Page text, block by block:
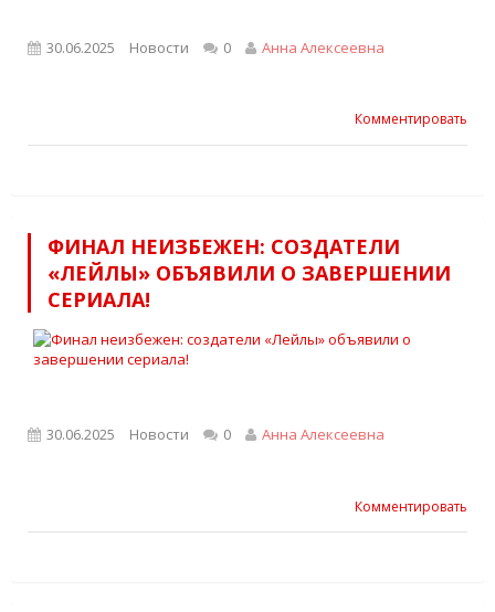
30.06.2025 Новости 0 Анна Алексеевна
Комментировать
ФИНАЛ НЕИЗБЕЖЕН: СОЗДАТЕЛИ
«ЛЕЙЛЫ» ОБЪЯВИЛИ О ЗАВЕРШЕНИИ
СЕРИАЛА!
30.06.2025 Новости 0 Анна Алексеевна
Комментировать